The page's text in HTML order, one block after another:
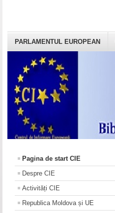
PARLAMENTUL EUROPEAN
Pagina de start CIE
Despre CIE
Activități CIE
Republica Moldova și UE